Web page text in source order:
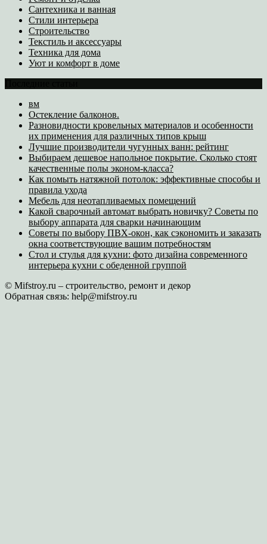
Сантехника и ванная
Стили интерьера
Строительство
Текстиль и аксессуары
Техника для дома
Уют и комфорт в доме
вм
Остекление балконов.
Разновидности кровельных материалов и особенности
их применения для различных типов крыш
Лучшие производители чугунных ванн: рейтинг
Выбираем дешевое напольное покрытие. Сколько стоят
качественные полы эконом-класса?
Как помыть натяжной потолок: эффективные способы и
правила ухода
Мебель для неотапливаемых помещений
Какой сварочный автомат выбрать новичку? Советы по
выбору аппарата для сварки начинающим
Советы по выбору ПВХ-окон, как сэкономить и заказать
окна соответствующие вашим потребностям
Стол и стулья для кухни: фото дизайна современного
интерьера кухни с обеденной группой
© Mifstroy.ru – строительство, ремонт и декор
Обратная связь: help@mifstroy.ru